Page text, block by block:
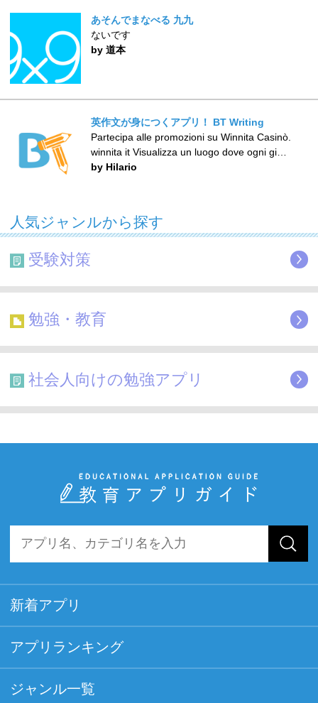
あそんでまなべる 九九
ないです
by 道本
英作文が身につくアプリ！ BT Writing
Partecipa alle promozioni su Winnita Casinò.
winnita it Visualizza un luogo dove ogni gi…
by Hilario
人気ジャンルから探す
受験対策
勉強・教育
社会人向けの勉強アプリ
新着アプリ
アプリランキング
ジャンル一覧